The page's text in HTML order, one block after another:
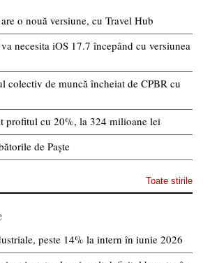
o nouă versiune, cu Travel Hub
necesita iOS 17.7 începând cu versiunea
colectiv de muncă încheiat de CPBR cu
profitul cu 20%, la 324 milioane lei
de Paște
Toate stirile
peste 14% la intern în iunie 2026